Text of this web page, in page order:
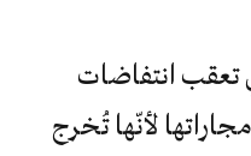
تعقب انتفاضات
لأنّها تُخرج